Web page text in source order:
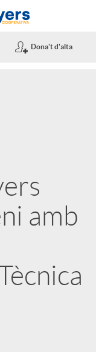
Dona't d'alta
amb